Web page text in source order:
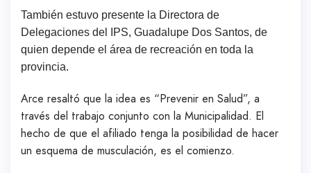
También estuvo presente la Directora de
Delegaciones del IPS, Guadalupe Dos Santos, de
quien depende el área de recreación en toda la
provincia.
Arce resaltó que la idea es “Prevenir en Salud”, a
través del trabajo conjunto con la Municipalidad. El
hecho de que el afiliado tenga la posibilidad de hacer
un esquema de musculación, es el comienzo.